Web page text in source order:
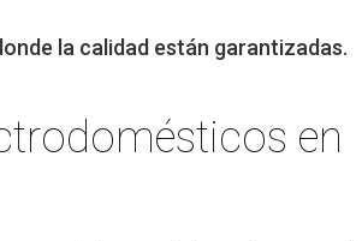
la calidad están garantizadas.
en